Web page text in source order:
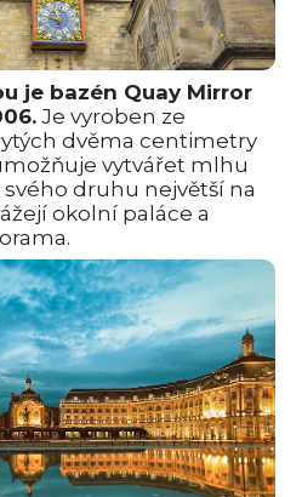
je bazén Quay Mirror
Je vyroben ze
dvěma centimetry
vytvářet mlhu
svého druhu největší na
okolní paláce a